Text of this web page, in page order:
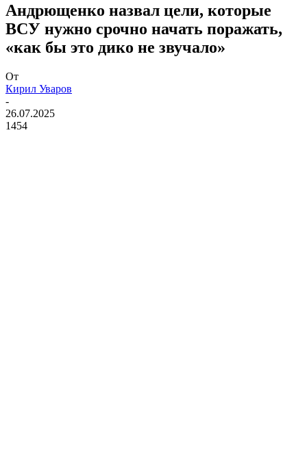
Андрющенко назвал цели, которые
ВСУ нужно срочно начать поражать,
«как бы это дико не звучало»
От
Кирил Уваров
-
26.07.2025
1454